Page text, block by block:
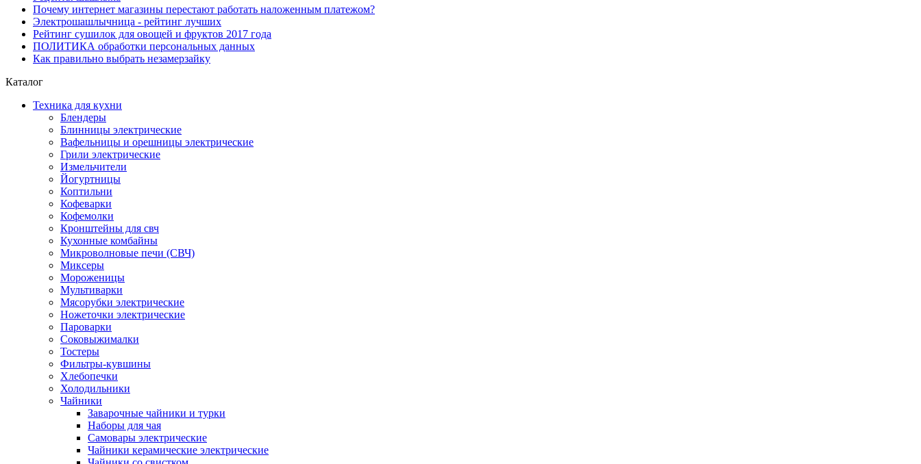
Почему интернет магазины перестают работать наложенным платежом?
Электрошашлычница - рейтинг лучших
Рейтинг сушилок для овощей и фруктов 2017 года
ПОЛИТИКА обработки персональных данных
Как правильно выбрать незамерзайку
Каталог
Техника для кухни
Блендеры
Блинницы электрические
Вафельницы и орешницы электрические
Грили электрические
Измельчители
Йогуртницы
Коптильни
Кофеварки
Кофемолки
Кронштейны для свч
Кухонные комбайны
Микроволновые печи (СВЧ)
Миксеры
Мороженицы
Мультиварки
Мясорубки электрические
Ножеточки электрические
Пароварки
Соковыжималки
Тостеры
Фильтры-кувшины
Хлебопечки
Холодильники
Чайники
Заварочные чайники и турки
Наборы для чая
Самовары электрические
Чайники керамические электрические